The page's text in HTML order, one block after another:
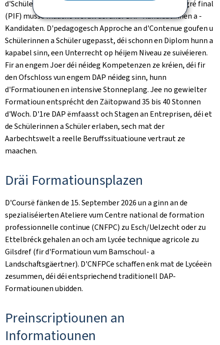
d'Schülerinnen an d'Schüler dee selwechte Projet integré final
(PIF) musse maache wéi all déi aner DAP-Kandidatinnen a -
Kandidaten. D'pedagogesch Approche an d'Contenue goufen u
Schülerinnen a Schüler ugepasst, déi schonn en Diplom hunn a
kapabel sinn, een Unterrecht op héijem Niveau ze suivéieren.
Fir an engem Joer déi néideg Kompetenzen ze kréien, déi fir
den Ofschloss vun engem DAP néideg sinn, hunn
d'Formatiounen en intensive Stonneplang. Jee no gewielter
Formatioun entsprécht den Zäitopwand 35 bis 40 Stonnen
d'Woch. D'1re DAP ëmfaasst och Stagen an Entreprisen, déi et
de Schülerinnen a Schüler erlaben, sech mat der
Aarbechtswelt a reelle Beruffssituatioune vertraut ze
maachen.
Dräi Formatiounsplazen
D'Coursë fänken de 15. September 2026 un a ginn an de
spezialiséierten Ateliere vum Centre national de formation
professionnelle continue (CNFPC) zu Esch/Uelzecht oder zu
Ettelbréck gehalen an och am Lycée technique agricole zu
Gilsdref (fir d'Formatioun vum Bamschoul- a
Landschaftsgäertner). D'CNFPCe schaffen enk mat de Lycéeën
zesummen, déi déi entspriechend traditionell DAP-
Formatiounen ubidden.
Preinscriptiounen an
Informatiounen